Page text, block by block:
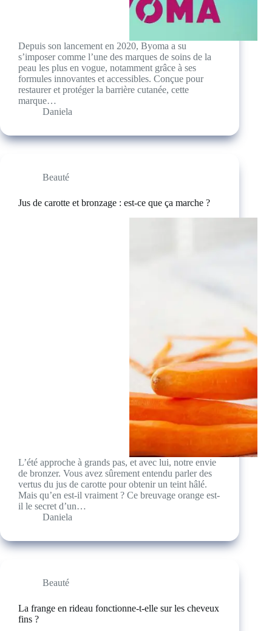
Depuis son lancement en 2020, Byoma a su
s’imposer comme l’une des marques de soins de la
peau les plus en vogue, notamment grâce à ses
formules innovantes et accessibles. Conçue pour
restaurer et protéger la barrière cutanée, cette
marque…
Daniela
Beauté
Jus de carotte et bronzage : est-ce que ça marche ?
L’été approche à grands pas, et avec lui, notre envie
de bronzer. Vous avez sûrement entendu parler des
vertus du jus de carotte pour obtenir un teint hâlé.
Mais qu’en est-il vraiment ? Ce breuvage orange est-
il le secret d’un…
Daniela
Beauté
La frange en rideau fonctionne-t-elle sur les cheveux
fins ?